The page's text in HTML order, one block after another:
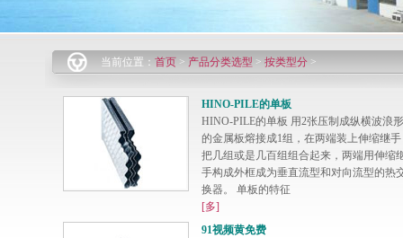
当前位置： 首页> 产品分类选型 > 按类型分>
HINO-PILE的单板
HINO-PILE的单板 用2张压制成纵横波浪形
的金属板熔接成1组，在两端装上伸缩继手
把几组或是几百组组合起来，两端用伸缩
手构成外框成为垂直流型和对向流型的热
换器。 单板的特征
[多]
91视频黄免费